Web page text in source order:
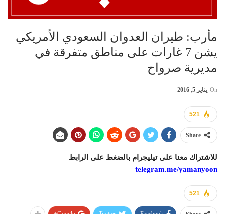
مأرب: طيران العدوان السعودي الأمريكي
يشن 7 غارات على مناطق متفرقة في
مديرية صرواح
On يناير 5, 2016
521
Share
للاشتراك معنا على تيليجرام بالضغط على الرابط
telegram.me/yamanyoon
521